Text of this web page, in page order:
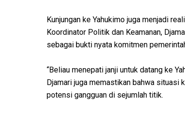
Kunjungan ke Yahukimo juga menjadi
Koordinator Politik dan Keamanan,
sebagai bukti nyata komitmen
“Beliau menepati janji untuk datang ke
Djamari juga memastikan bahwa
potensi gangguan di sejumlah titik.